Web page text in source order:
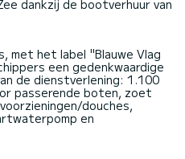
dankzij de bootverhuur van
met het label "Blauwe Vlag
een gedenkwaardige
de dienstverlening: 1.100
passerende boten, zoet
douches,
en